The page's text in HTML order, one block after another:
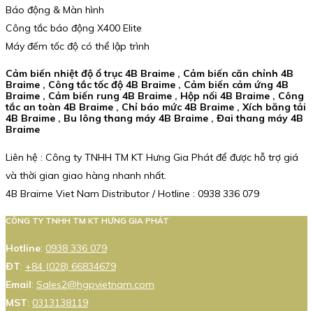
Báo động & Màn hình
Công tắc báo động X400 Elite
Máy đếm tốc độ có thể lập trình
Cảm biến nhiệt độ ổ trục 4B Braime , Cảm biến căn chỉnh 4B
Braime , Công tắc tốc độ 4B Braime , Cảm biến cảm ứng 4B
Braime , Cảm biến rung 4B Braime , Hộp nối 4B Braime , Công
tắc an toàn 4B Braime , Chỉ báo mức 4B Braime , Xích băng tải
4B Braime , Bu lông thang máy 4B Braime , Đai thang máy 4B
Braime
Liên hệ : Công ty TNHH TM KT Hưng Gia Phát để được hỗ trợ giá
và thời gian giao hàng nhanh nhất.
4B Braime Viet Nam Distributor / Hotline : 0938 336 079
CÔNG TY TNHH TM KT HƯNG GIA PHÁT
Hotline: 0938 336 079
ĐT: +84 (028) 66834679
Email: Sales2@hgpvietnam.com
MST: 0313138119